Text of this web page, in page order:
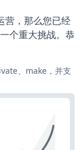
营，那么您已经
个重大挑战。恭
、make，并支